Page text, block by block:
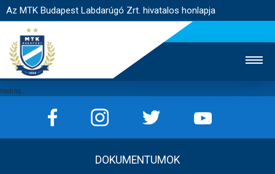
Az MTK Budapest Labdarúgó Zrt. hivatalos honlapja
JEGYÉRTÉKESÍTÉS
WEBSHOP
DOKUMENTUMOK